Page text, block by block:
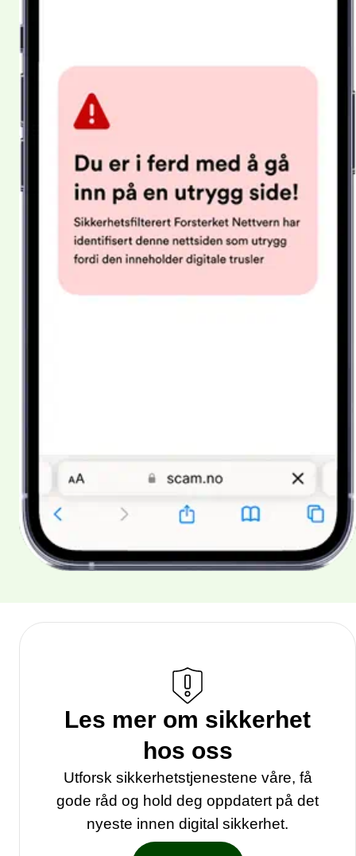
Les mer om sikkerhet
hos oss
Utforsk sikkerhetstjenestene våre, få
gode råd og hold deg oppdatert på det
nyeste innen digital sikkerhet.